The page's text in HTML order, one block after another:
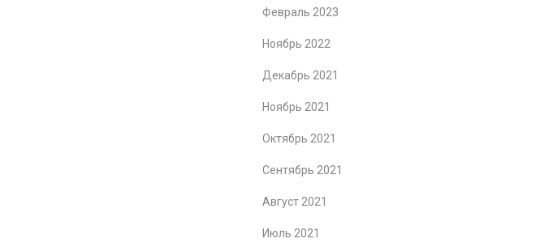
Февраль 2023
Ноябрь 2022
Декабрь 2021
Ноябрь 2021
Октябрь 2021
Сентябрь 2021
Август 2021
Июль 2021